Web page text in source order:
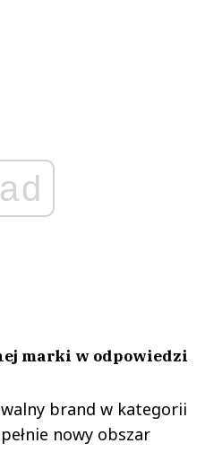
ad
marki w odpowiedzi
brand w kategorii
nowy obszar